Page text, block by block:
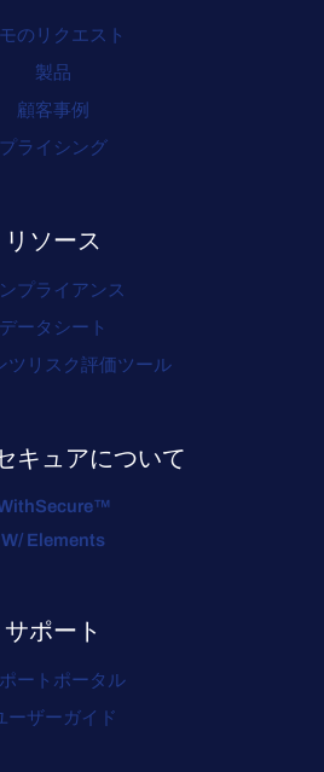
のリクエスト
製品
顧客事例
プライシング
リソース
プライアンス
データシート
ツリスク評価ツール
キュアについて
W/ Elements
サポート
ートポータル
ーザーガイド